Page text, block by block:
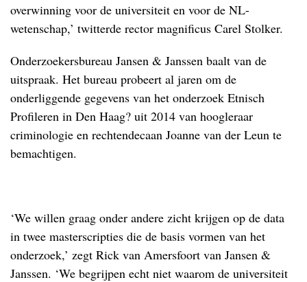
overwinning voor de universiteit en voor de NL-
wetenschap,’ twitterde rector magnificus Carel Stolker.
Onderzoekersbureau Jansen & Janssen baalt van de
uitspraak. Het bureau probeert al jaren om de
onderliggende gegevens van het onderzoek Etnisch
Profileren in Den Haag? uit 2014 van hoogleraar
criminologie en rechtendecaan Joanne van der Leun te
bemachtigen.
‘We willen graag onder andere zicht krijgen op de data
in twee masterscripties die de basis vormen van het
onderzoek,’ zegt Rick van Amersfoort van Jansen &
Janssen. ‘We begrijpen echt niet waarom de universiteit